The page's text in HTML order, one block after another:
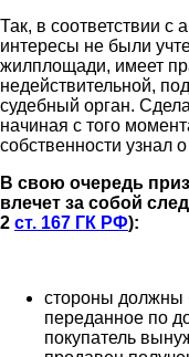
Так, в соответствии с
интересы не были
жилплощади, имеет
недействительной,
судебный орган.
начиная с того
собственности узнал
В свою очередь
влечет за собой
2 ст. 167 ГК РФ):
стороны должны
переданное по
покупатель